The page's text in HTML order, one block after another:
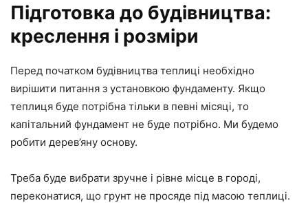
Підготовка до будівництва:
креслення і розміри
Перед початком будівництва теплиці необхідно
вирішити питання з установкою фундаменту. Якщо
теплиця буде потрібна тільки в певні місяці, то
капітальний фундамент не буде потрібно. Ми будемо
робити дерев’яну основу.
Треба буде вибрати зручне і рівне місце в городі,
переконатися, що грунт не просяде під масою теплиці.